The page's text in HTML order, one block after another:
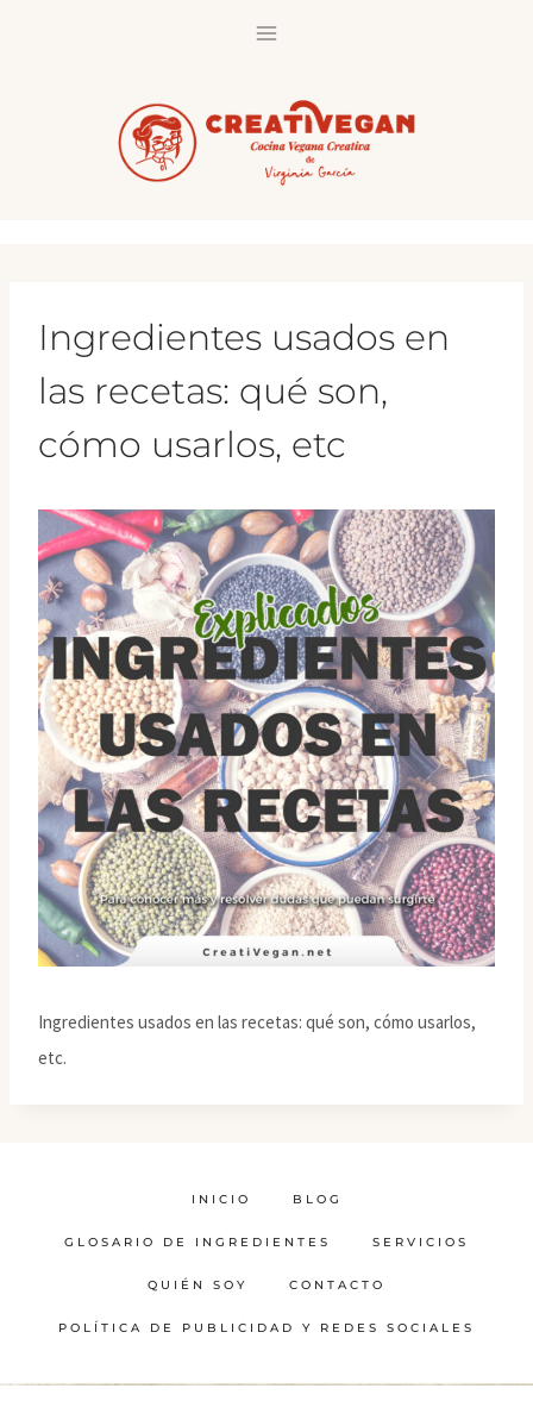
Ingredientes usados en
las recetas: qué son,
cómo usarlos, etc
Ingredientes usados en las recetas: qué son, cómo usarlos,
etc.
INICIO BLOG
GLOSARIO DE INGREDIENTES SERVICIOS
QUIÉN SOY CONTACTO
POLÍTICA DE PUBLICIDAD Y REDES SOCIALES